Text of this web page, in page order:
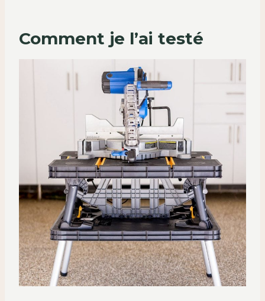
Comment je l’ai testé